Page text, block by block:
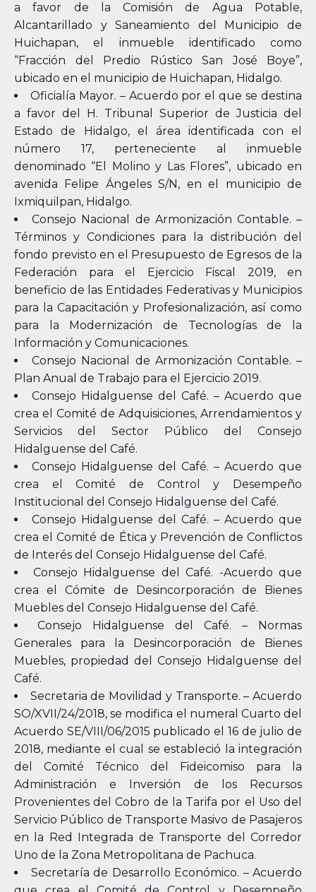
a favor de la Comisión de Agua Potable,
Alcantarillado y Saneamiento del Municipio de
Huichapan, el inmueble identificado como
“Fracción del Predio Rústico San José Boye”,
ubicado en el municipio de Huichapan, Hidalgo.
Oficialía Mayor. – Acuerdo por el que se destina
a favor del H. Tribunal Superior de Justicia del
Estado de Hidalgo, el área identificada con el
número 17, perteneciente al inmueble
denominado “El Molino y Las Flores”, ubicado en
avenida Felipe Ángeles S/N, en el municipio de
Ixmiquilpan, Hidalgo.
Consejo Nacional de Armonización Contable. –
Términos y Condiciones para la distribución del
fondo previsto en el Presupuesto de Egresos de la
Federación para el Ejercicio Fiscal 2019, en
beneficio de las Entidades Federativas y Municipios
para la Capacitación y Profesionalización, así como
para la Modernización de Tecnologías de la
Información y Comunicaciones.
Consejo Nacional de Armonización Contable. –
Plan Anual de Trabajo para el Ejercicio 2019.
Consejo Hidalguense del Café. – Acuerdo que
crea el Comité de Adquisiciones, Arrendamientos y
Servicios del Sector Público del Consejo
Hidalguense del Café.
Consejo Hidalguense del Café. – Acuerdo que
crea el Comité de Control y Desempeño
Institucional del Consejo Hidalguense del Café.
Consejo Hidalguense del Café. – Acuerdo que
crea el Comité de Ética y Prevención de Conflictos
de Interés del Consejo Hidalguense del Café.
Consejo Hidalguense del Café. -Acuerdo que
crea el Cómite de Desincorporación de Bienes
Muebles del Consejo Hidalguense del Café.
Consejo Hidalguense del Café. – Normas
Generales para la Desincorporación de Bienes
Muebles, propiedad del Consejo Hidalguense del
Café.
Secretaria de Movilidad y Transporte. – Acuerdo
SO/XVII/24/2018, se modifica el numeral Cuarto del
Acuerdo SE/VIII/06/2015 publicado el 16 de julio de
2018, mediante el cual se estableció la integración
del Comité Técnico del Fideicomiso para la
Administración e Inversión de los Recursos
Provenientes del Cobro de la Tarifa por el Uso del
Servicio Público de Transporte Masivo de Pasajeros
en la Red Integrada de Transporte del Corredor
Uno de la Zona Metropolitana de Pachuca.
Secretaría de Desarrollo Económico. – Acuerdo